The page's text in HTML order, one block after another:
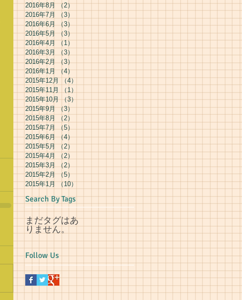
2016年8月 （2）2件の記事
2016年7月
（3）
2016年6月 （3）3件の記事
2016年5月 （3）3件の記事
2016年4月 （1）1件の記事
2016年3月
（3）
2016年2月 （3）3件の記事
2016年1月 （4）4件の記事
2015年12月
（4）
2015年11月
（1）
2015年10月 （3） 3件の記事
2015年9月 （3）3件の記事
2015年8月
（2）
2015年7月 （5）5件の記事
2015年6月 （4）4件の記事
2015年5月 （2）2件の記事
2015年4月
（2）
2015年3月 （2）2件の記事
2015年2月 （5）5件の記事
2015年1月 （10） 10件の記事
Search By Tags
まだタグはあ
りません。
Follow Us